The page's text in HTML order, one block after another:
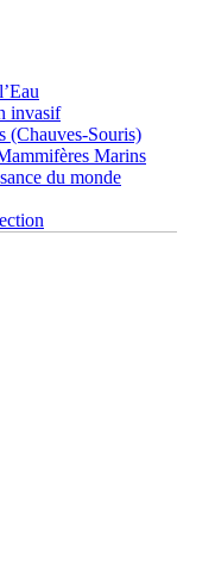
invasif
(Chauves-Souris)
Marins
du monde